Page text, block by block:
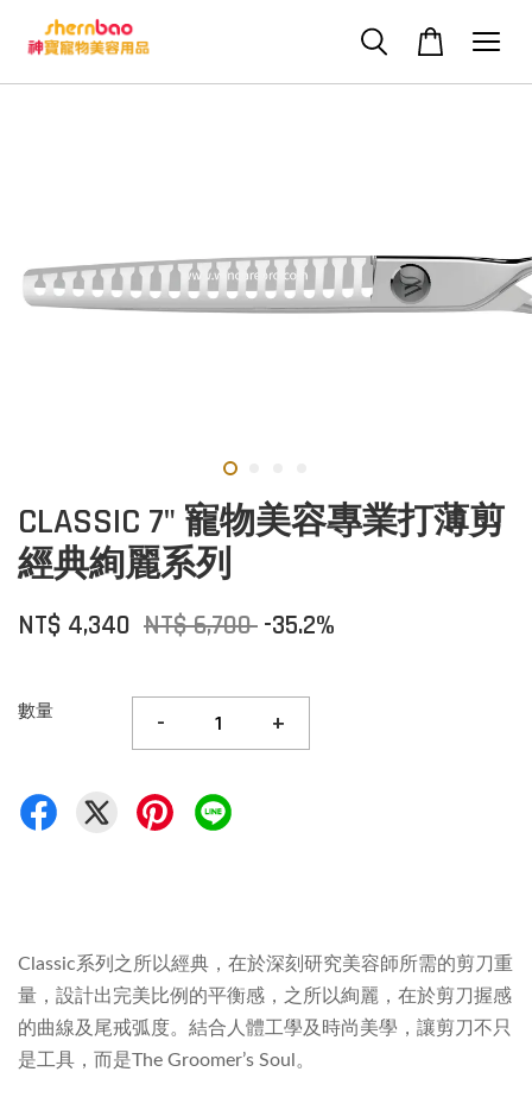
CLASSIC 7" 寵物美容專業打薄剪
經典絢麗系列
NT$ 4,340 NT$ 6,700 -35.2%
數量 - +
Classic系列之所以經典，在於深刻研究美容師所需的剪刀重
量，設計出完美比例的平衡感，之所以絢麗，在於剪刀握感
的曲線及尾戒弧度。結合人體工學及時尚美學，讓剪刀不只
是工具，而是The Groomer’s Soul。